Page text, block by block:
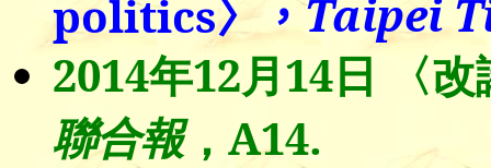
politics〉，Taipei
2014年12月14日
〈
聯合報，A14.